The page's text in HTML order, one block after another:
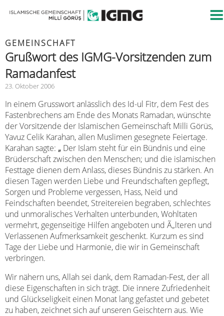
GEMEINSCHAFT
Grußwort des IGMG-Vorsitzenden zum
Ramadanfest
23. Oktober 2006
In einem Grusswort anlässlich des Id-ul Fitr, dem Fest des
Fastenbrechens am Ende des Monats Ramadan, wünschte
der Vorsitzende der Islamischen Gemeinschaft Milli Görüs,
Yavuz Celik Karahan, allen Muslimen gesegnete Feiertage.
Karahan sagte: „ Der Islam steht für ein Bündnis und eine
Brüderschaft zwischen den Menschen; und die islamischen
Festtage dienen dem Anlass, dieses Bündnis zu stärken. An
diesen Tagen werden Liebe und Freundschaften gepflegt,
Sorgen und Probleme vergessen, Hass, Neid und
Feindschaften beendet, Streitereien begraben, schlechtes
und unmoralisches Verhalten unterbunden, Wohltaten
vermehrt, gegenseitige Hilfen angeboten und Ã„lteren und
Verlassenen Aufmerksamkeit geschenkt. Kurzum es sind
Tage der Liebe und Harmonie, die wir in Gemeinschaft
verbringen.
Wir nähern uns, Allah sei dank, dem Ramadan-Fest, der all
diese Eigenschaften in sich trägt. Die innere Zufriedenheit
und Glückseligkeit einen Monat lang gefastet und gebetet
zu haben, zeichnet sich auf unseren Geischtern aus. Wie